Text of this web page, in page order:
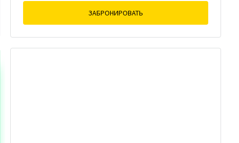
ЗАБРОНИРОВАТЬ